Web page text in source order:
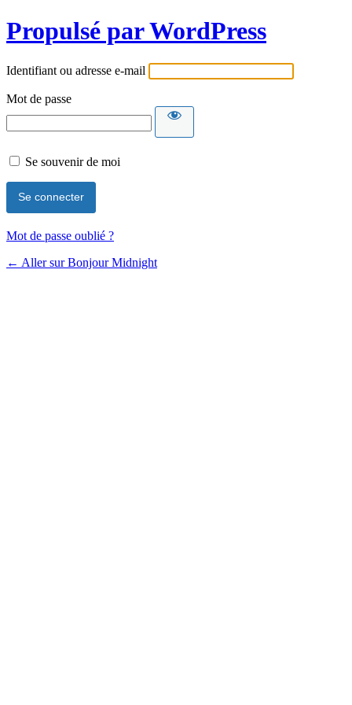
Propulsé par WordPress
Identifiant ou adresse e-mail
Mot de passe
Se souvenir de moi
Mot de passe oublié ?
← Aller sur Bonjour Midnight